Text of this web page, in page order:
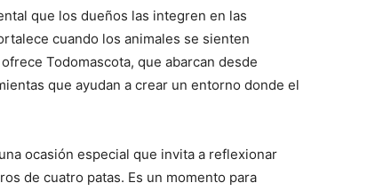
que los dueños las integren en las
cuando los animales se sienten
Todomascota, que abarcan desde
que ayudan a crear un entorno donde el
ocasión especial que invita a reflexionar
de cuatro patas. Es un momento para